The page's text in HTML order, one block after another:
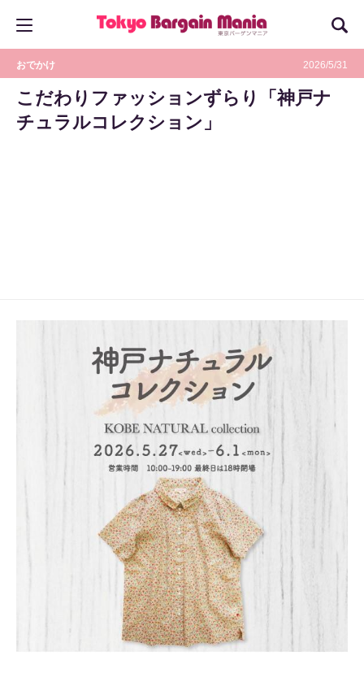
おでかけ 2026/5/31
こだわりファッションずらり「神戸ナ
チュラルコレクション」